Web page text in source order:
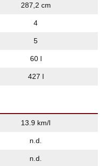
287,2 cm
4
5
60 l
427 l
13.9 km/l
n.d.
n.d.